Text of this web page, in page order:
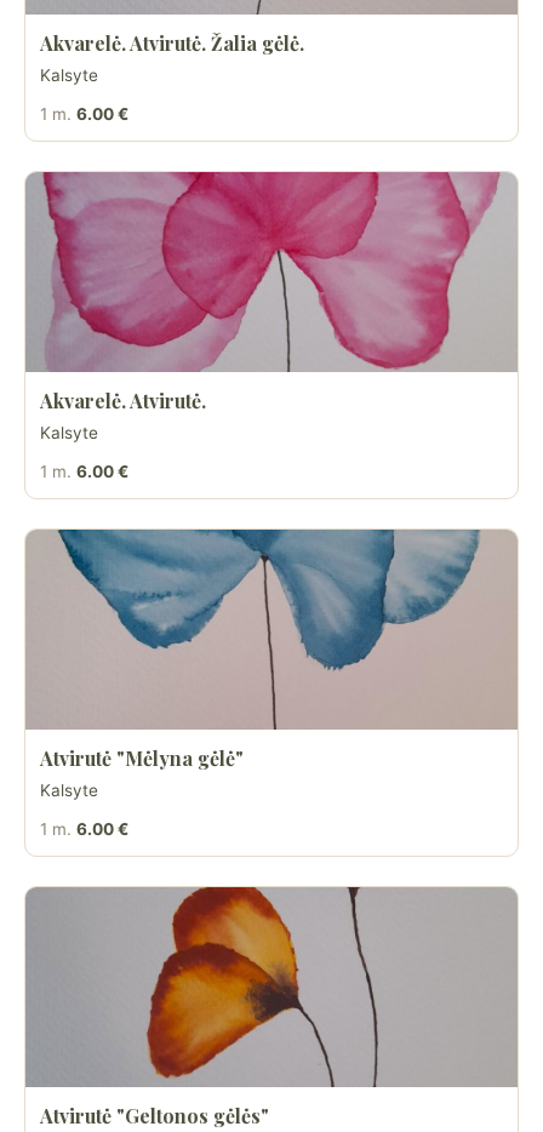
Akvarelė. Atvirutė. Žalia gėlė.
Kalsyte
1 m. 6.00 €
Akvarelė. Atvirutė.
Kalsyte
1 m. 6.00 €
Atvirutė "Mėlyna gėlė"
Kalsyte
1 m. 6.00 €
Atvirutė "Geltonos gėlės"